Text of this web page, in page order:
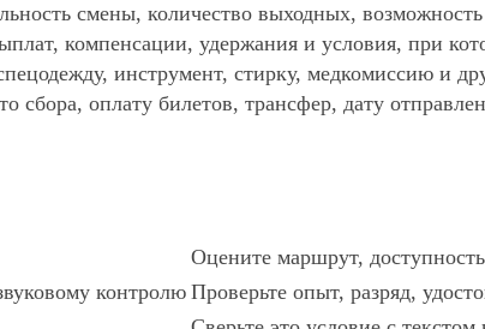
смены, количество выходных,
компенсации, удержания и условия, при
инструмент, стирку, медкомиссию и
оплату билетов, трансфер, дату
Оцените маршрут,
контролю Проверьте опыт, разряд,